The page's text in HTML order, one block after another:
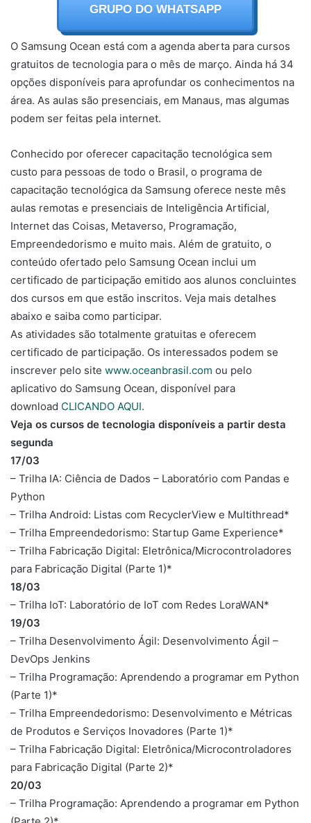
GRUPO DO WHATSAPP
O Samsung Ocean está com a agenda aberta para cursos
gratuitos de tecnologia para o mês de março. Ainda há 34
opções disponíveis para aprofundar os conhecimentos na
área. As aulas são presenciais, em Manaus, mas algumas
podem ser feitas pela internet.
Conhecido por oferecer capacitação tecnológica sem
custo para pessoas de todo o Brasil, o programa de
capacitação tecnológica da Samsung oferece neste mês
aulas remotas e presenciais de Inteligência Artificial,
Internet das Coisas, Metaverso, Programação,
Empreendedorismo e muito mais. Além de gratuito, o
conteúdo ofertado pelo Samsung Ocean inclui um
certificado de participação emitido aos alunos concluintes
dos cursos em que estão inscritos. Veja mais detalhes
abaixo e saiba como participar.
As atividades são totalmente gratuitas e oferecem
certificado de participação. Os interessados podem se
inscrever pelo site www.oceanbrasil.com ou pelo
aplicativo do Samsung Ocean, disponível para
download CLICANDO AQUI.
Veja os cursos de tecnologia disponíveis a partir desta
segunda
17/03
– Trilha IA: Ciência de Dados – Laboratório com Pandas e
Python
– Trilha Android: Listas com RecyclerView e Multithread*
– Trilha Empreendedorismo: Startup Game Experience*
– Trilha Fabricação Digital: Eletrônica/Microcontroladores
para Fabricação Digital (Parte 1)*
18/03
– Trilha IoT: Laboratório de IoT com Redes LoraWAN*
19/03
– Trilha Desenvolvimento Ágil: Desenvolvimento Ágil –
DevOps Jenkins
– Trilha Programação: Aprendendo a programar em Python
(Parte 1)*
– Trilha Empreendedorismo: Desenvolvimento e Métricas
de Produtos e Serviços Inovadores (Parte 1)*
– Trilha Fabricação Digital: Eletrônica/Microcontroladores
para Fabricação Digital (Parte 2)*
20/03
– Trilha Programação: Aprendendo a programar em Python